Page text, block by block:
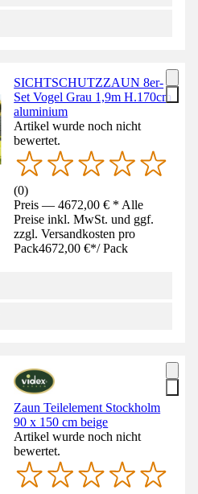
SICHTSCHUTZZAUN 8er-
Set Vogel Grau 1,9m H.170cm
aluminium
Artikel wurde noch nicht
bewertet.
(0)
Preis — 4672,00 € * Alle
Preise inkl. MwSt. und ggf.
zzgl. Versandkosten pro
Pack4672,00 €*/ Pack
Zaun Teilelement Stockholm
90 x 150 cm beige
Artikel wurde noch nicht
bewertet.